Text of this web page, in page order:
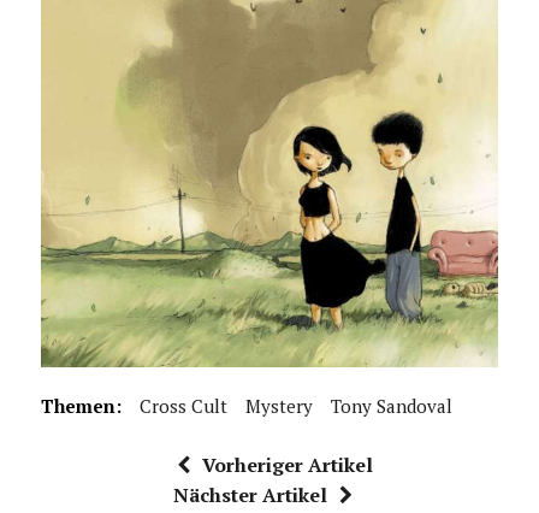
Themen: Cross Cult Mystery Tony Sandoval
Vorheriger Artikel
Nächster Artikel